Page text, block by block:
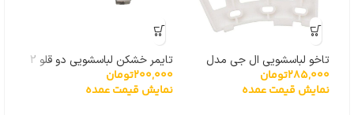
تاخو لباسشویی ال جی مدل
گیربکسی 6501KW2001A
285,000تومان
نمایش قیمت عمده
تایمر خشکن لباسشویی دو قلو 2
سیم
200,000تومان
نمایش قیمت عمده